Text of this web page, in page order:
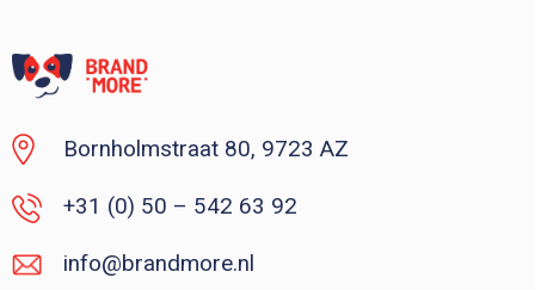
Bornholmstraat 80, 9723 AZ
+31 (0) 50 – 542 63 92
info@brandmore.nl